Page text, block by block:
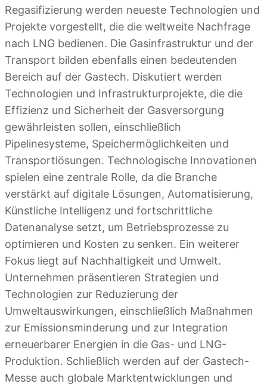
Regasifizierung werden neueste Technologien und
Projekte vorgestellt, die die weltweite Nachfrage
nach LNG bedienen. Die Gasinfrastruktur und der
Transport bilden ebenfalls einen bedeutenden
Bereich auf der Gastech. Diskutiert werden
Technologien und Infrastrukturprojekte, die die
Effizienz und Sicherheit der Gasversorgung
gewährleisten sollen, einschließlich
Pipelinesysteme, Speichermöglichkeiten und
Transportlösungen. Technologische Innovationen
spielen eine zentrale Rolle, da die Branche
verstärkt auf digitale Lösungen, Automatisierung,
Künstliche Intelligenz und fortschrittliche
Datenanalyse setzt, um Betriebsprozesse zu
optimieren und Kosten zu senken. Ein weiterer
Fokus liegt auf Nachhaltigkeit und Umwelt.
Unternehmen präsentieren Strategien und
Technologien zur Reduzierung der
Umweltauswirkungen, einschließlich Maßnahmen
zur Emissionsminderung und zur Integration
erneuerbarer Energien in die Gas- und LNG-
Produktion. Schließlich werden auf der Gastech-
Messe auch globale Marktentwicklungen und